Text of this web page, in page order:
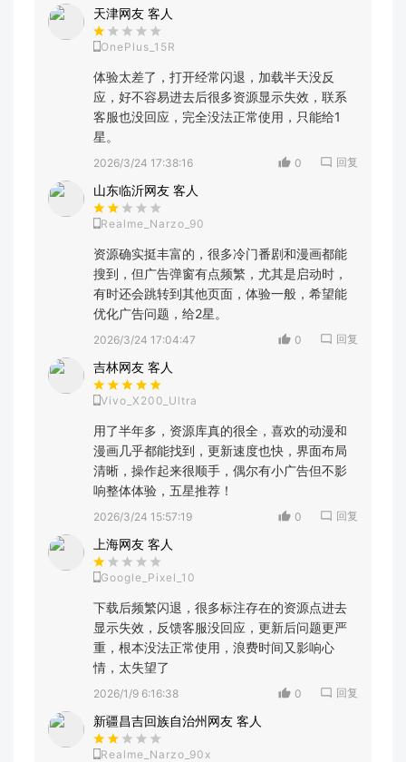
天津网友 客人
OnePlus_15R
体验太差了，打开经常闪退，加载半天没反
应，好不容易进去后很多资源显示失效，联系
客服也没回应，完全没法正常使用，只能给1
星。
2026/3/24 17:38:16 0 回复
山东临沂网友 客人
Realme_Narzo_90
资源确实挺丰富的，很多冷门番剧和漫画都能
搜到，但广告弹窗有点频繁，尤其是启动时，
有时还会跳转到其他页面，体验一般，希望能
优化广告问题，给2星。
2026/3/24 17:04:47 0 回复
吉林网友 客人
Vivo_X200_Ultra
用了半年多，资源库真的很全，喜欢的动漫和
漫画几乎都能找到，更新速度也快，界面布局
清晰，操作起来很顺手，偶尔有小广告但不影
响整体体验，五星推荐！
2026/3/24 15:57:19 0 回复
上海网友 客人
Google_Pixel_10
下载后频繁闪退，很多标注存在的资源点进去
显示失效，反馈客服没回应，更新后问题更严
重，根本没法正常使用，浪费时间又影响心
情，太失望了
2026/1/9 6:16:38 0 回复
新疆昌吉回族自治州网友 客人
Realme_Narzo_90x